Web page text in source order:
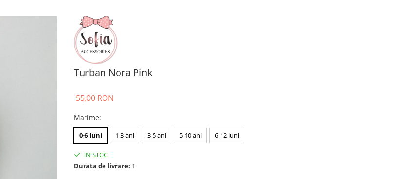
Turban Nora Pink
55,00 RON
Marime:
0-6 luni 1-3 ani 3-5 ani 5-10 ani 6-12 luni
IN STOC
Durata de livrare: 1